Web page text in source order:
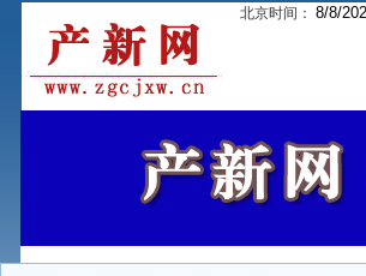
北京时间： 8/8/